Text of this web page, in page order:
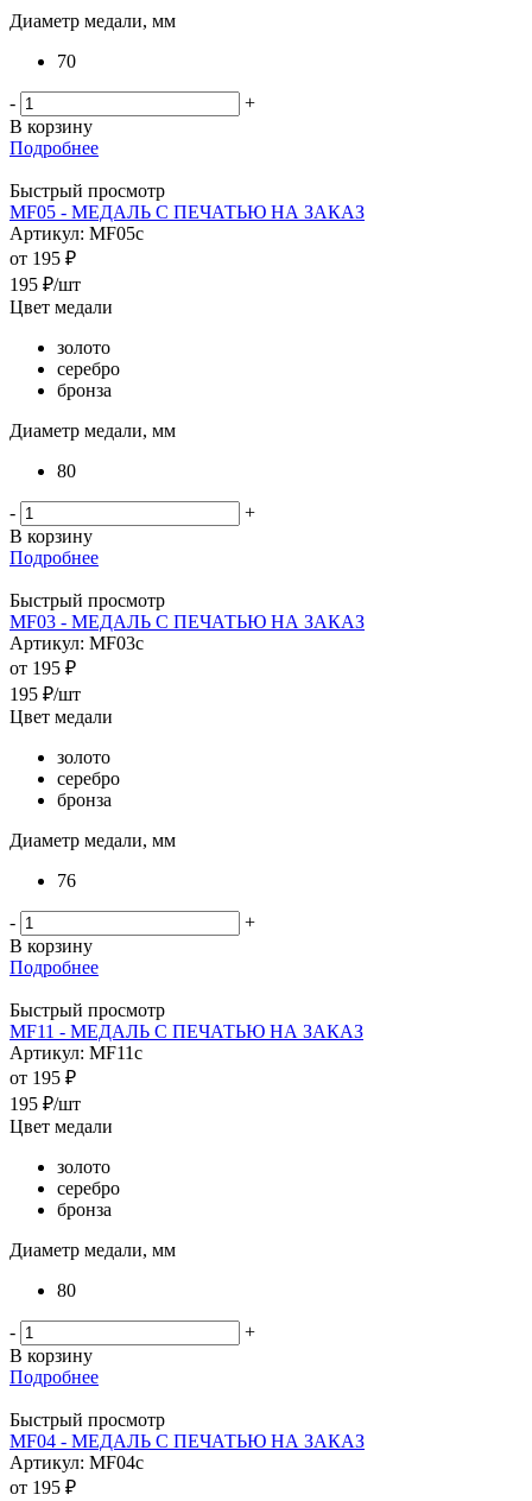
Диаметр медали, мм
70
-
+
В корзину
Подробнее
Быстрый просмотр
MF05 - МЕДАЛЬ С ПЕЧАТЬЮ НА ЗАКАЗ
Артикул: MF05c
от 195 ₽
195 ₽/шт
Цвет медали
золото
серебро
бронза
Диаметр медали, мм
80
-
+
В корзину
Подробнее
Быстрый просмотр
MF03 - МЕДАЛЬ С ПЕЧАТЬЮ НА ЗАКАЗ
Артикул: MF03c
от 195 ₽
195 ₽/шт
Цвет медали
золото
серебро
бронза
Диаметр медали, мм
76
-
+
В корзину
Подробнее
Быстрый просмотр
MF11 - МЕДАЛЬ С ПЕЧАТЬЮ НА ЗАКАЗ
Артикул: MF11c
от 195 ₽
195 ₽/шт
Цвет медали
золото
серебро
бронза
Диаметр медали, мм
80
-
+
В корзину
Подробнее
Быстрый просмотр
MF04 - МЕДАЛЬ С ПЕЧАТЬЮ НА ЗАКАЗ
Артикул: MF04c
от 195 ₽